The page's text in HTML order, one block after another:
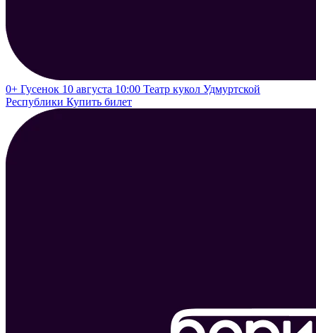
0+ Гусенок 10 августа 10:00 Театр кукол Удмуртской
Республики Купить билет